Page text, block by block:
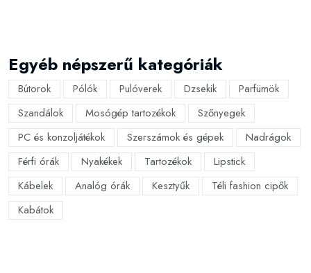
Egyéb népszerű kategóriák
Bútorok Pólók Pulóverek Dzsekik
Parfümök
Szandálok
Mosógép tartozékok
Szőnyegek
PC és konzoljátékok
Szerszámok és gépek
Nadrágok
Férfi órák
Nyakékek Tartozékok
Lipstick
Kábelek
Analóg órák Kesztyűk
Téli fashion cipők
Kabátok